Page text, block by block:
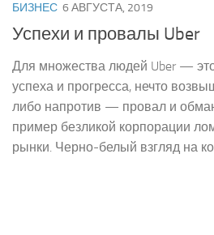
БИЗНЕС 6 АВГУСТА, 2019
Успехи и провалы Uber
Для множества людей Uber —
успеха и прогресса, нечто
либо напротив — провал и
пример безликой корпорации
рынки. Черно-белый взгляд на